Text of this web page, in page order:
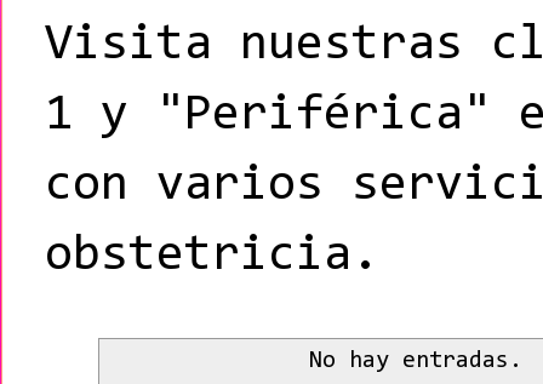
Visita nuestras
1 y "Periférica"
con varios
obstetricia.
No hay entradas.